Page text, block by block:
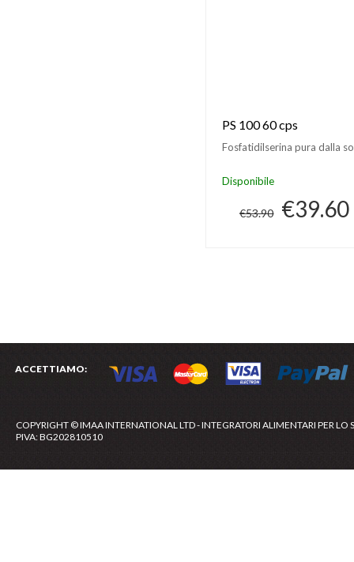
PS 100 60 cps
Fosfatidilserina pura dalla
Disponibile
€53.90 €39.60
ACCETTIAMO:
COPYRIGHT © IMAA INTERNATIONAL LTD - INTEGRATORI ALIMENTARI PER LO
PIVA: BG202810510